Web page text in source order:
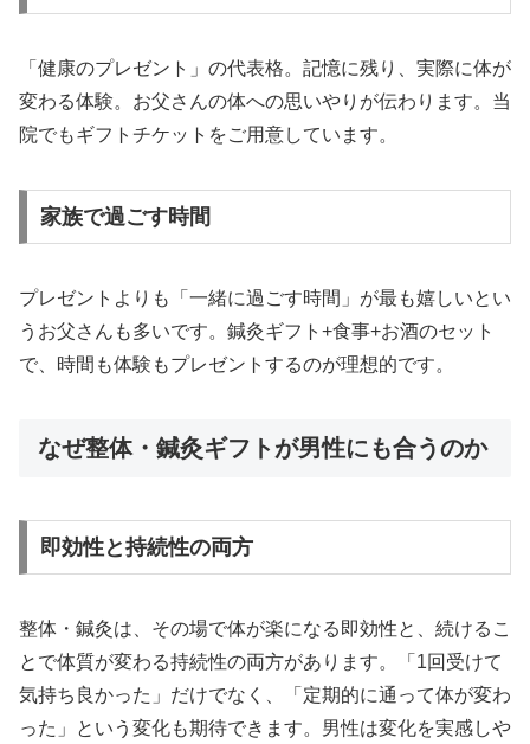
「健康のプレゼント」の代表格。記憶に残り、実際に体が
変わる体験。お父さんの体への思いやりが伝わります。当
院でもギフトチケットをご用意しています。
家族で過ごす時間
プレゼントよりも「一緒に過ごす時間」が最も嬉しいとい
うお父さんも多いです。鍼灸ギフト+食事+お酒のセット
で、時間も体験もプレゼントするのが理想的です。
なぜ整体・鍼灸ギフトが男性にも合うのか
即効性と持続性の両方
整体・鍼灸は、その場で体が楽になる即効性と、続けるこ
とで体質が変わる持続性の両方があります。「1回受けて
気持ち良かった」だけでなく、「定期的に通って体が変わ
った」という変化も期待できます。男性は変化を実感しや